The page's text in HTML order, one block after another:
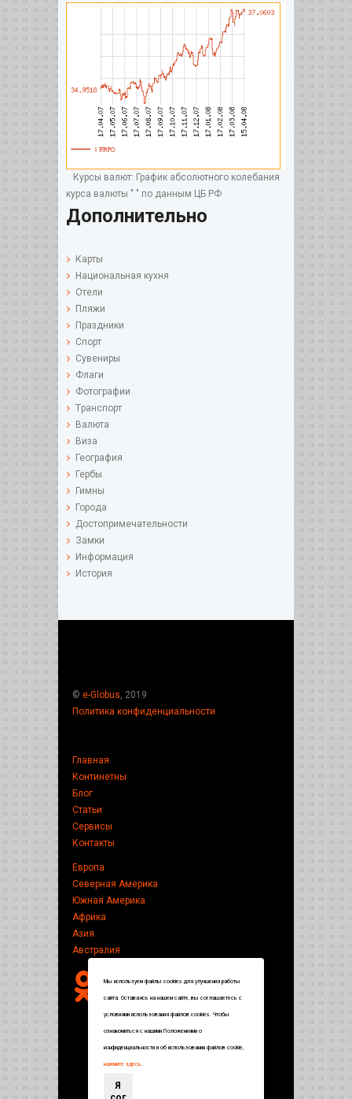
Курсы валют: График абсолютного колебания
курса валюты " " по данным ЦБ РФ
Дополнительно
Карты
Национальная кухня
Отели
Пляжи
Праздники
Спорт
Сувениры
Флаги
Фотографии
Tранспорт
Валюта
Виза
География
Гербы
Гимны
Города
Достопримечательности
Замки
Информация
История
© e-Globus , 2019
Политика конфиденциальности
Главная
Континетны
Блог
Статьи
Сервисы
Контакты
Европа
Северная Америка
Южная Америка
Африка
Азия
Австралия
Мы используем файлы cookies для улучшения работы
сайта. Оставаясь на нашем сайте, вы соглашаетесь с
условиями использования файлов cookies. Чтобы
ознакомиться с нашими Положениями о
конфиденциальности и об использовании файлов cookie,
нажмите здесь.
Я